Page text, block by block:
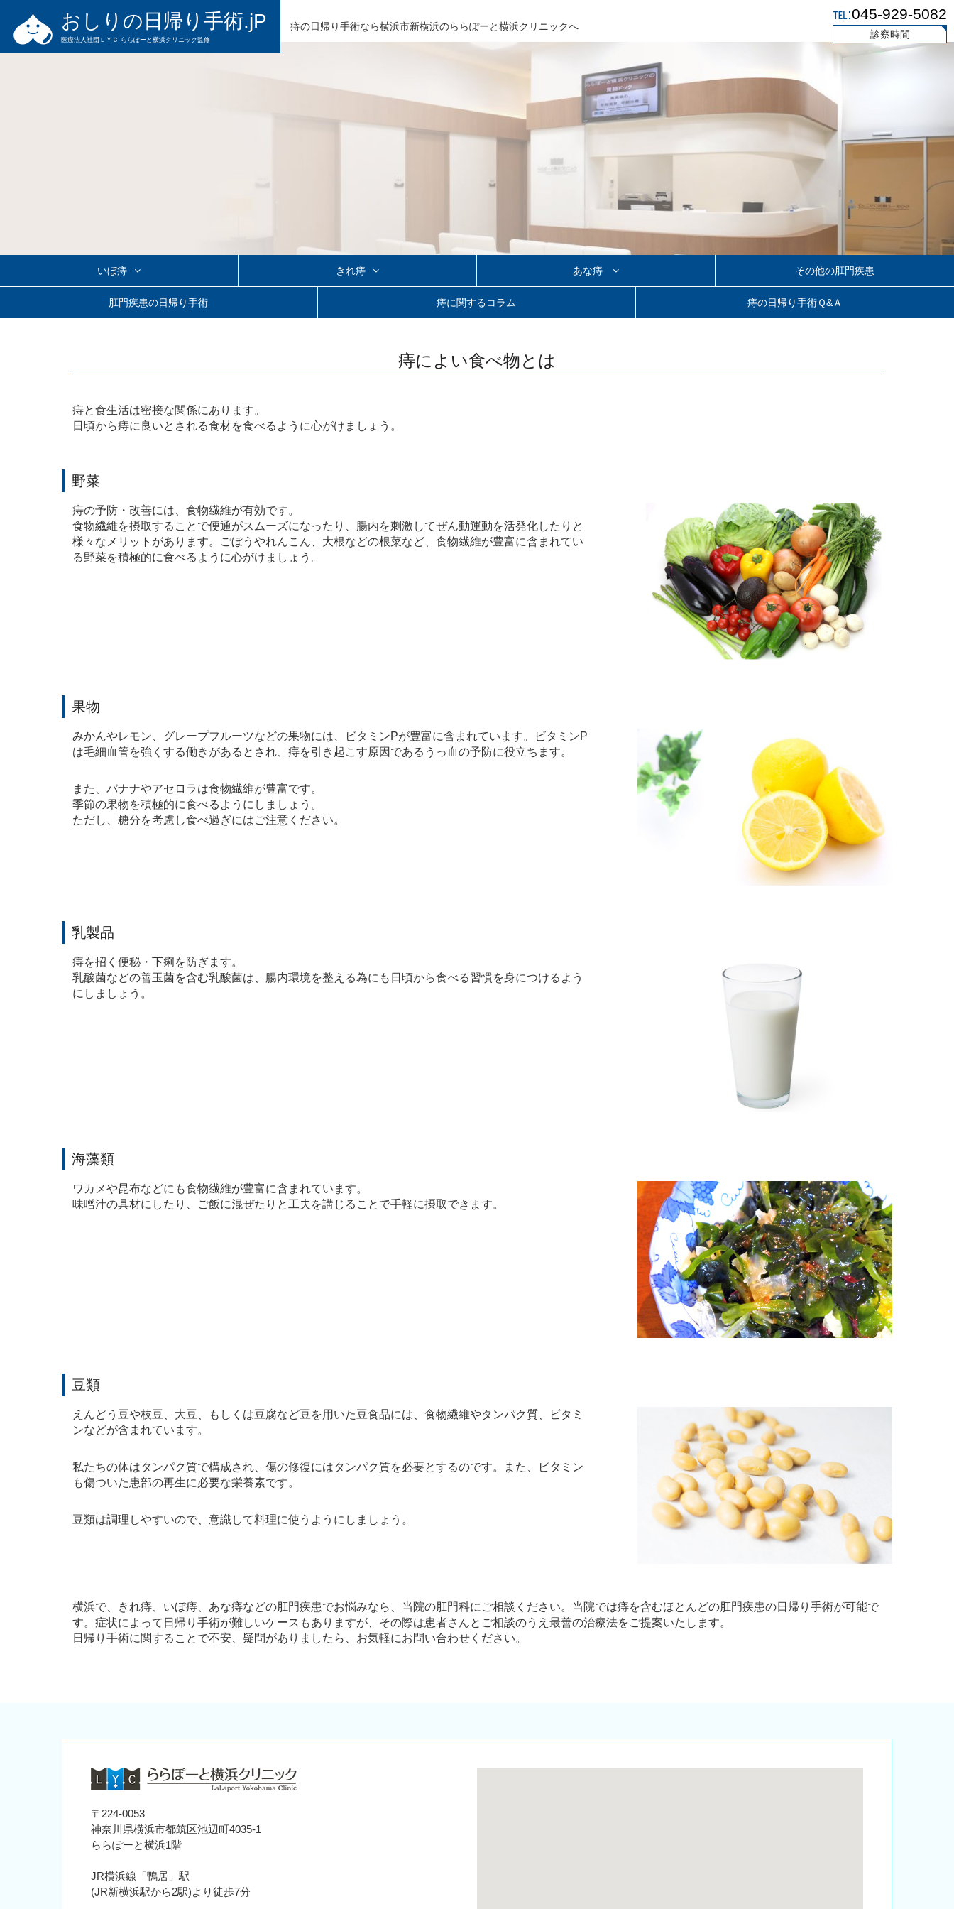
おしりの日帰り手術.jP
医療法人社団ＬＹＣ ららぽーと横浜クリニック監修
痔の日帰り手術なら横浜市新横浜のららぽーと横浜クリニックへ
℡:045-929-5082
診察時間
いぼ痔
いぼ痔の日帰り手術
切らないいぼ痔の治療
きれ痔 あな痔
あな痔の日帰り手術
その他の肛門疾患
肛門疾患の日帰り手術 痔に関するコラム 痔の日帰り手術Ｑ&Ａ
痔によい食べ物とは
痔と食生活は密接な関係にあります。
日頃から痔に良いとされる食材を食べるように心がけましょう。
野菜
痔の予防・改善には、食物繊維が有効です。
食物繊維を摂取することで便通がスムーズになったり、腸内を刺激してぜん動運動を活発化したりと
様々なメリットがあります。ごぼうやれんこん、大根などの根菜など、食物繊維が豊富に含まれてい
る野菜を積極的に食べるように心がけましょう。
果物
みかんやレモン、グレープフルーツなどの果物には、ビタミンPが豊富に含まれています。ビタミンP
は毛細血管を強くする働きがあるとされ、痔を引き起こす原因であるうっ血の予防に役立ちます。
また、バナナやアセロラは食物繊維が豊富です。
季節の果物を積極的に食べるようにしましょう。
ただし、糖分を考慮し食べ過ぎにはご注意ください。
乳製品
痔を招く便秘・下痢を防ぎます。
乳酸菌などの善玉菌を含む乳酸菌は、腸内環境を整える為にも日頃から食べる習慣を身につけるよう
にしましょう。
海藻類
ワカメや昆布などにも食物繊維が豊富に含まれています。
味噌汁の具材にしたり、ご飯に混ぜたりと工夫を講じることで手軽に摂取できます。
豆類
えんどう豆や枝豆、大豆、もしくは豆腐など豆を用いた豆食品には、食物繊維やタンパク質、ビタミ
ンなどが含まれています。
私たちの体はタンパク質で構成され、傷の修復にはタンパク質を必要とするのです。また、ビタミン
も傷ついた患部の再生に必要な栄養素です。
豆類は調理しやすいので、意識して料理に使うようにしましょう。
横浜で、きれ痔、いぼ痔、あな痔などの肛門疾患でお悩みなら、当院の肛門科にご相談ください。当院では痔を含むほとんどの肛門疾患の日帰り手術が可能で
す。症状によって日帰り手術が難しいケースもありますが、その際は患者さんとご相談のうえ最善の治療法をご提案いたします。
日帰り手術に関することで不安、疑問がありましたら、お気軽にお問い合わせください。
〒224-0053
神奈川県横浜市都筑区池辺町4035-1
ららぽーと横浜1階
JR横浜線「鴨居」駅
(JR新横浜駅から2駅)より徒歩7分